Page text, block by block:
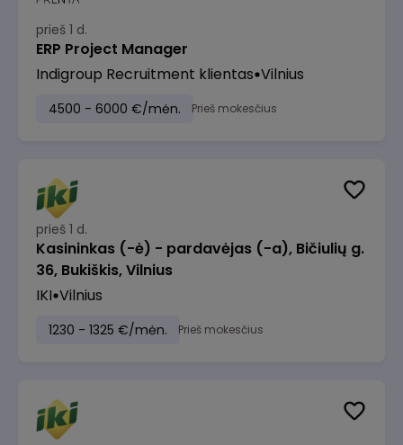
prieš 1 d.
ERP Project Manager
Indigroup Recruitment klientas Vilnius
4500 - 6000 €/mėn. Prieš mokesčius
prieš 1 d.
Kasininkas (-ė) - pardavėjas (-a), Bičiulių g.
36, Bukiškis, Vilnius
IKI Vilnius
1230 - 1325 €/mėn. Prieš mokesčius